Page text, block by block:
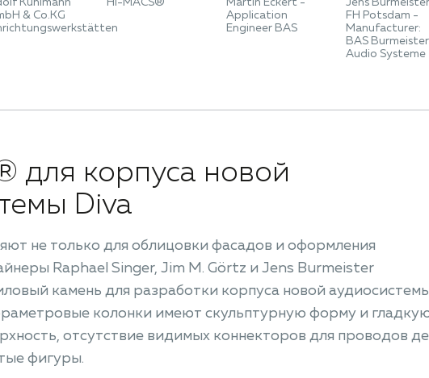
Kuhlmann
& Co.KG
HI-MACS®
Martin Eckert -
Application
Engineer BAS
Jens
FH Potsdam -
Manufacturer:
BAS Burmeister
Audio Systeme
для корпуса новой
Diva
не только для облицовки фасадов и оформления
Raphael Singer, Jim M. Görtz и Jens Burmeister
камень для разработки корпуса новой
колонки имеют скульптурную форму и
отсутствие видимых коннекторов для проводов
фигуры.